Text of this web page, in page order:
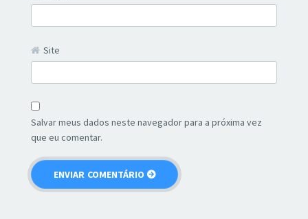
Site
Salvar meus dados neste navegador para a próxima vez
que eu comentar.